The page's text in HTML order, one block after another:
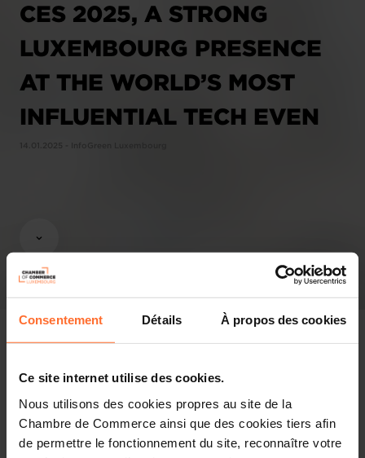
Consentement Détails À propos des cookies
Ce site internet utilise des cookies.
Nous utilisons des cookies propres au site de la
Chambre de Commerce ainsi que des cookies tiers afin
de permettre le fonctionnement du site, reconnaître votre
CES 2025, A STRONG
LUXEMBOURG PRESENCE
AT THE WORLD’S MOST
INFLUENTIAL TECH EVEN
Partager cet article